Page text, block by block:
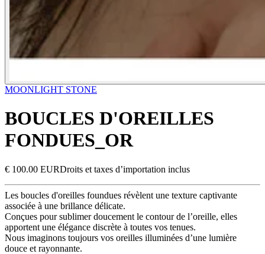
MOONLIGHT STONE
BOUCLES D'OREILLES
FONDUES_OR
€ 100.00 EURDroits et taxes d’importation inclus
Les boucles d'oreilles foundues révèlent une texture captivante
associée à une brillance délicate.
Conçues pour sublimer doucement le contour de l’oreille, elles
apportent une élégance discrète à toutes vos tenues.
Nous imaginons toujours vos oreilles illuminées d’une lumière
douce et rayonnante.